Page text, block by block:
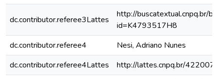
dc.contributor.referee3Lattes
http://buscatextual.cnpq.br/
id=K4793517H8
dc.contributor.referee4
Nesi, Adriano Nunes
dc.contributor.referee4Lattes
http://lattes.cnpq.br/